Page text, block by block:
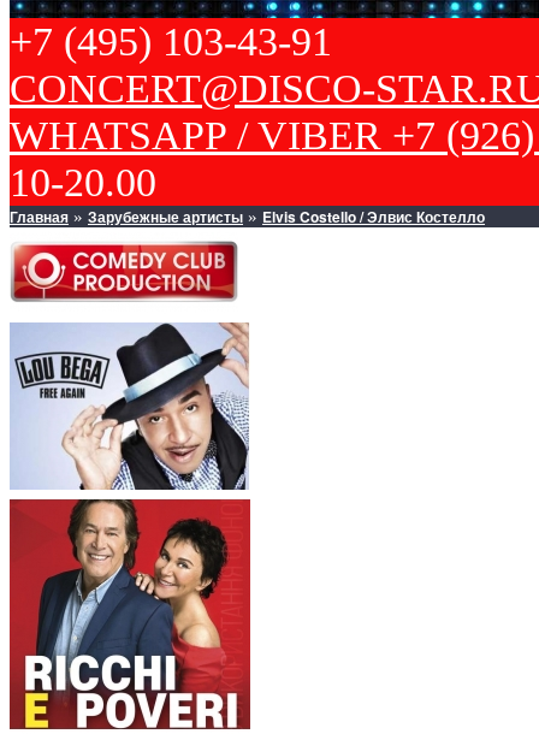
+7 (495) 103-43-91
CONCERT@DISCO-
WHATSAPP / VIBER +7
10-20.00
Главная » Зарубежные артисты » Elvis Costello / Элвис Костелло